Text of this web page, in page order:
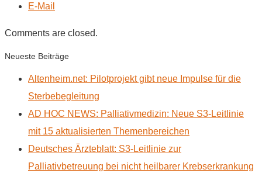
E-Mail
Comments are closed.
Neueste Beiträge
Altenheim.net: Pilotprojekt gibt neue Impulse für die
Sterbebegleitung
AD HOC NEWS: Palliativmedizin: Neue S3-Leitlinie
mit 15 aktualisierten Themenbereichen
Deutsches Ärzteblatt: S3-Leitlinie zur
Palliativbetreuung bei nicht heilbarer Krebserkrankung